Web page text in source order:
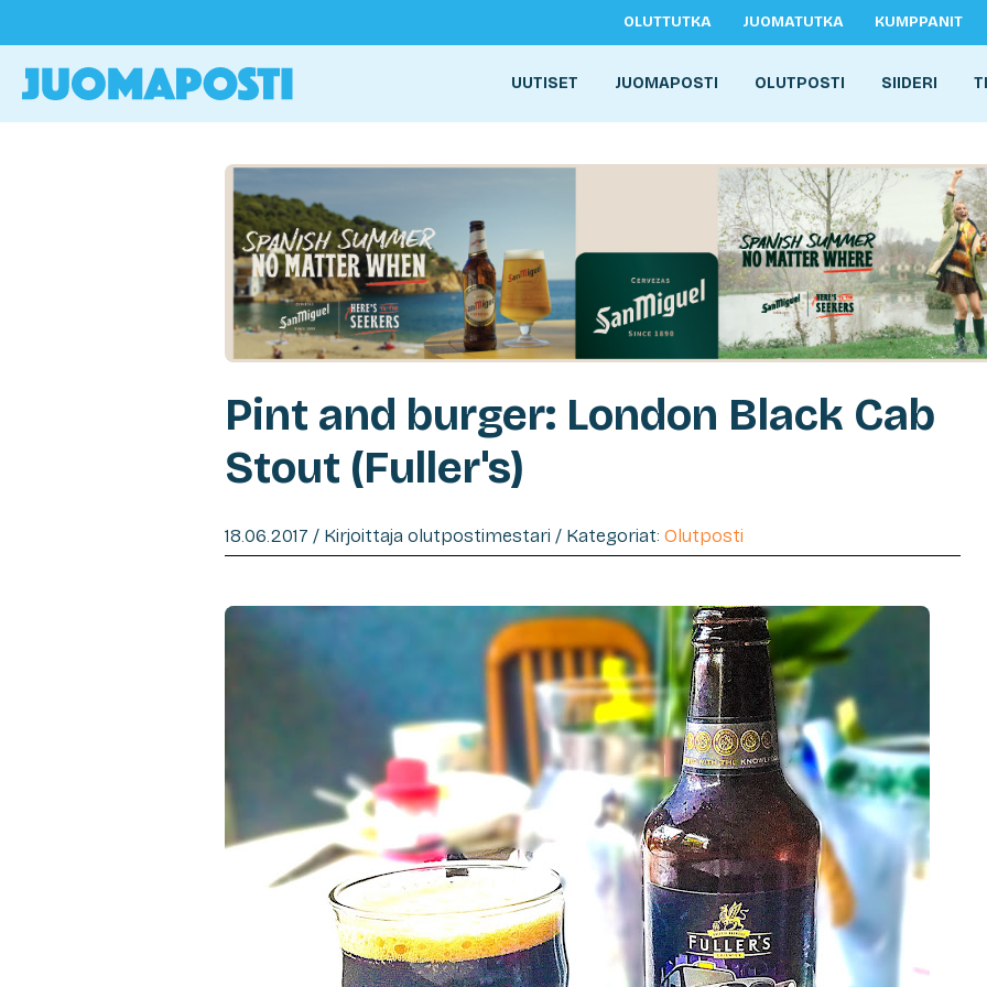
OLUTTUTKA JUOMATUTKA KUMPPANIT
UUTISET JUOMAPOSTI OLUTPOSTI SIIDERI
Pint and burger: London Black Cab
Stout (Fuller's)
18.06.2017 / Kirjoittaja olutpostimestari / Kategoriat: Olutposti